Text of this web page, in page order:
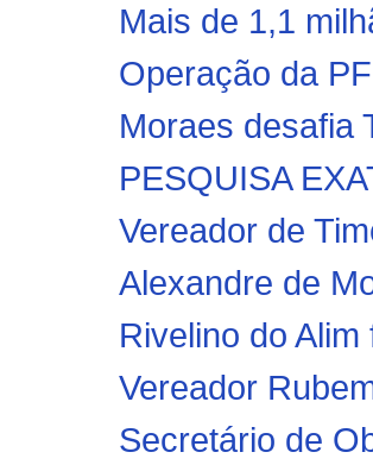
Mais de 1,1
Operação da
Moraes desafia
PESQUISA
Vereador de
Alexandre de
Rivelino do
Vereador
Secretário de